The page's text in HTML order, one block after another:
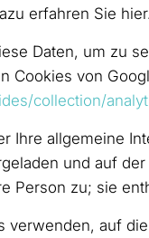
erfahren Sie
Daten, um zu
Cookies von
collection/
Ihre allgemeine
und auf
Person zu; sie
verwenden, auf